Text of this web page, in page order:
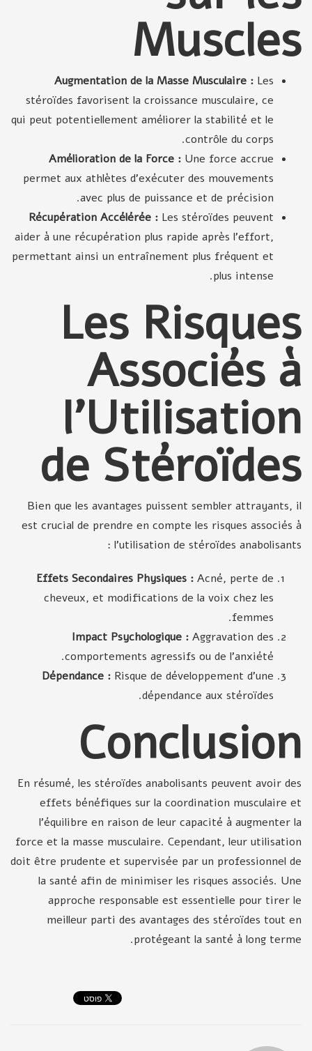
Muscles
Augmentation de la Masse Musculaire : Les
stéroïdes favorisent la croissance musculaire, ce
qui peut potentiellement améliorer la stabilité et le
contrôle du corps.
Amélioration de la Force : Une force accrue
permet aux athlètes d’exécuter des mouvements
avec plus de puissance et de précision.
Récupération Accélérée : Les stéroïdes peuvent
aider à une récupération plus rapide après l'effort,
permettant ainsi un entraînement plus fréquent et
plus intense.
Les Risques
Associés à
l'Utilisation
de Stéroïdes
Bien que les avantages puissent sembler attrayants, il
est crucial de prendre en compte les risques associés à
l'utilisation de stéroïdes anabolisants :
Effets Secondaires Physiques : Acné, perte de
cheveux, et modifications de la voix chez les
femmes.
Impact Psychologique : Aggravation des
comportements agressifs ou de l'anxiété.
Dépendance : Risque de développement d'une
dépendance aux stéroïdes.
Conclusion
En résumé, les stéroïdes anabolisants peuvent avoir des
effets bénéfiques sur la coordination musculaire et
l'équilibre en raison de leur capacité à augmenter la
force et la masse musculaire. Cependant, leur utilisation
doit être prudente et supervisée par un professionnel de
la santé afin de minimiser les risques associés. Une
approche responsable est essentielle pour tirer le
meilleur parti des avantages des stéroïdes tout en
protégeant la santé à long terme.